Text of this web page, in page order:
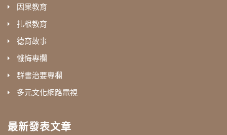
因果教育
扎根教育
德育故事
懺悔專欄
群書治要專欄
多元文化網路電視
最新發表文章